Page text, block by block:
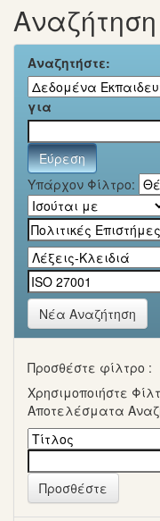
Αναζήτηση
Αναζητήστε:
για
Υπάρχον Φίλτρο:
Νέα Αναζήτηση
Προσθέστε φίλτρο :
Χρησιμοποιήστε
Αποτελέσματα